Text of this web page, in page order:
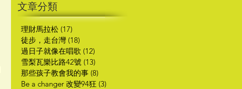
文章分類
理財馬拉松 (17)
徒步，走台灣 (18)
過日子就像在唱歌 (12)
雪梨瓦樂比路42號 (13)
那些孩子教會我的事 (8)
Be a changer 改變94狂 (3)